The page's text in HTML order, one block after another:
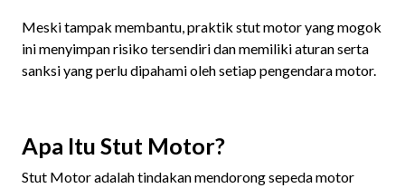
Meski tampak membantu, praktik stut motor yang mogok
ini menyimpan risiko tersendiri dan memiliki aturan serta
sanksi yang perlu dipahami oleh setiap pengendara motor.
Apa Itu Stut Motor?
Stut Motor adalah tindakan mendorong sepeda motor